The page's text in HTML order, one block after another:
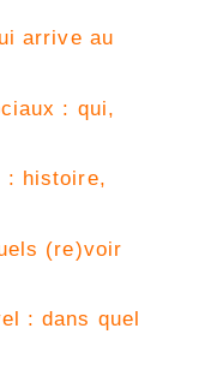
arrive au
: qui,
: histoire,
(re)voir
: dans quel